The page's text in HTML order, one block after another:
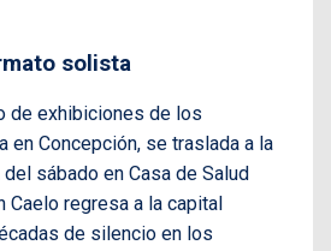
solista
de exhibiciones de los
en Concepción, se traslada a la
sábado en Casa de Salud
Caelo regresa a la capital
de silencio en los